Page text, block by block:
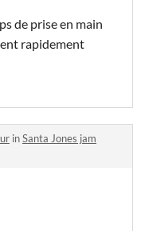
de prise en main
rapidement
inSanta Jones jam